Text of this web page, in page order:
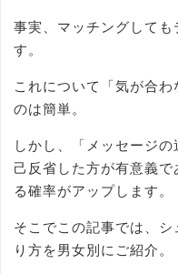
事実、マッチングして
す。
これについて「気が合
のは簡単。
しかし、「メッセージ
己反省した方が有意義で
る確率がアップします。
そこでこの記事では、
り方を男女別にご紹介。